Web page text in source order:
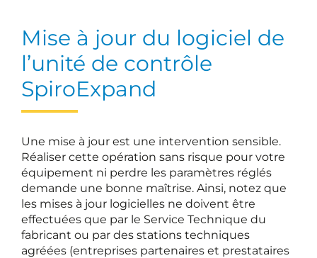
Mise à jour du logiciel de
l’unité de contrôle
SpiroExpand
Une mise à jour est une intervention sensible.
Réaliser cette opération sans risque pour votre
équipement ni perdre les paramètres réglés
demande une bonne maîtrise. Ainsi, notez que
les mises à jour logicielles ne doivent être
effectuées que par le Service Technique du
fabricant ou par des stations techniques
agréées (entreprises partenaires et prestataires